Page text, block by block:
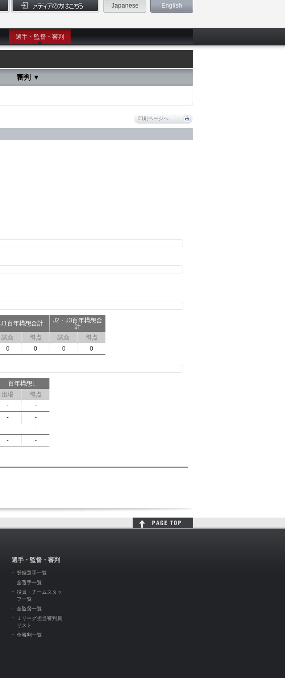
Japanese English
選手・監督・審判
審判 ▼
印刷ページへ
J1百年構想合計
J2・J3百年構想合
計
試合 得点 試合
得点
0 0 0 0
百年構想L
出場
得点
-
-
-
-
-
-
- -
選手・監督・審判
登録選手一覧
全選手一覧
役員・チームスタッ
フ一覧
全監督一覧
Ｊリーグ担当審判員
リスト
全審判一覧